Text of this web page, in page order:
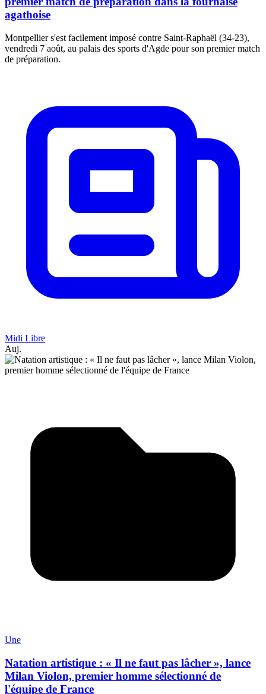
agathoise
Montpellier s'est facilement imposé contre Saint-Raphaël (34-23),
vendredi 7 août, au palais des sports d'Agde pour son premier match
de préparation.
Midi Libre
Auj.
Une
Natation artistique : « Il ne faut pas lâcher », lance
Milan Violon, premier homme sélectionné de
l'équipe de France